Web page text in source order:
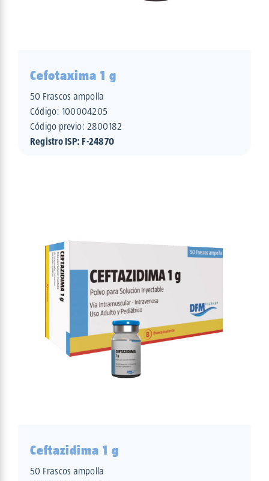
Cefotaxima 1 g
50 Frascos ampolla
Código: 100004205
Código previo: 2800182
Registro ISP: F-24870
Ceftazidima 1 g
50 Frascos ampolla